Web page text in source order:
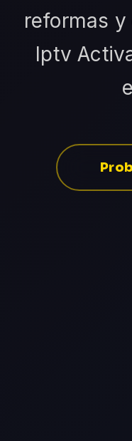
reformas
Iptv